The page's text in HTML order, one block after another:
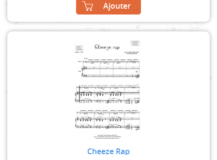
Ajouter
Cheeze Rap